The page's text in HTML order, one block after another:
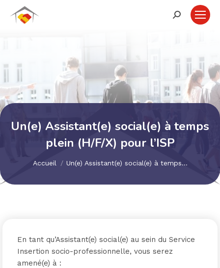
Recherche
Un(e) Assistant(e) social(e) à temps
plein (H/F/X) pour l’ISP
Accueil Un(e) Assistant(e) social(e) à temps…
En tant qu’Assistant(e) social(e) au sein du Service
Insertion socio-professionnelle, vous serez
amené(e) à :